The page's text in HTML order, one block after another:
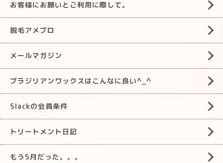
お客様にお願いとご利用に際して。
脱毛アメブロ
メールマガジン
ブラジリアンワックスはこんなに良い^_^
Slackの会員条件
トリートメント日記
もう5月だった。。。